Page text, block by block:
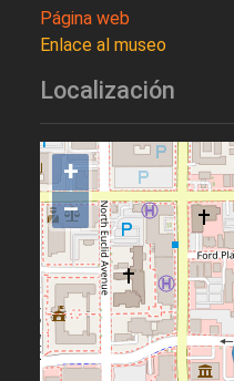
Página web
Enlace al museo
Localización
+
–